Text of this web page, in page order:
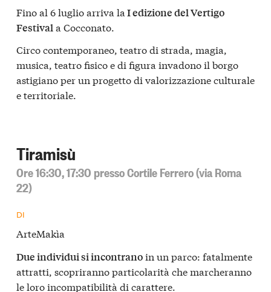
Fino al 6 luglio arriva la I edizione del Vertigo
Festivala Cocconato.
Circo contemporaneo, teatro di strada, magia,
musica, teatro fisico e di figura invadono il borgo
astigiano per un progetto di valorizzazione culturale
e territoriale.
Tiramisù
Ore 16:30, 17:30 presso Cortile Ferrero (via Roma
22)
DI
ArteMakìa
Due individui si incontranoin un parco: fatalmente
attratti, scopriranno particolarità che marcheranno
le loro incompatibilità di carattere.